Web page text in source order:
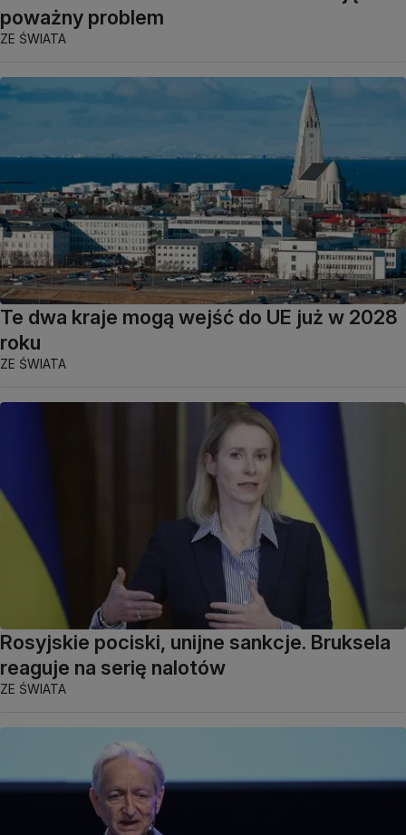
poważny problem
ZE ŚWIATA
Te dwa kraje mogą wejść do UE już w 2028
roku
ZE ŚWIATA
Rosyjskie pociski, unijne sankcje. Bruksela
reaguje na serię nalotów
ZE ŚWIATA